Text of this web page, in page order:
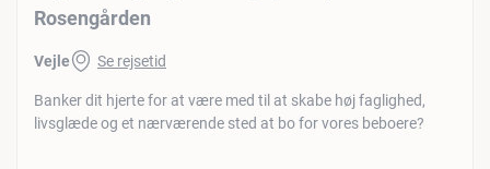
Rosengården
Vejle Se rejsetid
Banker dit hjerte for at være med til at skabe høj faglighed,
livsglæde og et nærværende sted at bo for vores beboere?